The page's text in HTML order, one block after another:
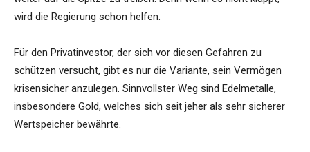
wird die Regierung schon helfen.
Für den Privatinvestor, der sich vor diesen Gefahren zu
schützen versucht, gibt es nur die Variante, sein Vermögen
krisensicher anzulegen. Sinnvollster Weg sind Edelmetalle,
insbesondere Gold, welches sich seit jeher als sehr sicherer
Wertspeicher bewährte.